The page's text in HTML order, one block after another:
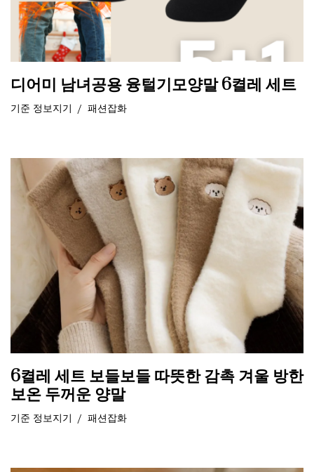
디어미 남녀공용 융털기모양말 6켤레 세트
기준 정보지기 패션잡화
6켤레 세트 보들보들 따뜻한 감촉 겨울 방한
보온 두꺼운 양말
기준 정보지기 패션잡화